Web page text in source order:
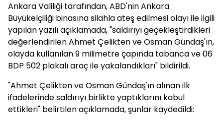
Ankara Valiliği tarafından, ABD'nin Ankara
Büyükelçiliği binasına silahla ateş edilmesi olayı ile ilgili
yapılan yazılı açıklamada, "saldırıyı geçekleştirdikleri
değerlendirilen Ahmet Çelikten ve Osman Gündaş'ın,
olayda kullanılan 9 milimetre çapında tabanca ve 06
BDP 502 plakalı araç ile yakalandıkları" bildirildi.
"Ahmet Çelikten ve Osman Gündaş'ın alınan ilk
ifadelerinde saldırıyı birlikte yaptıklarını kabul
ettikleri" belirtilen açıklamada, şunlar kaydedildi: